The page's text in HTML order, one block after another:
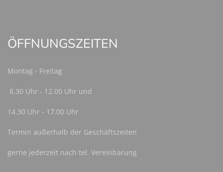
ÖFFNUNGSZEITEN
Montag - Freitag
8.30 Uhr - 12.00 Uhr und
14.30 Uhr - 17.00 Uhr
Termin außerhalb der Geschäftszeiten
gerne jederzeit nach tel. Vereinbarung